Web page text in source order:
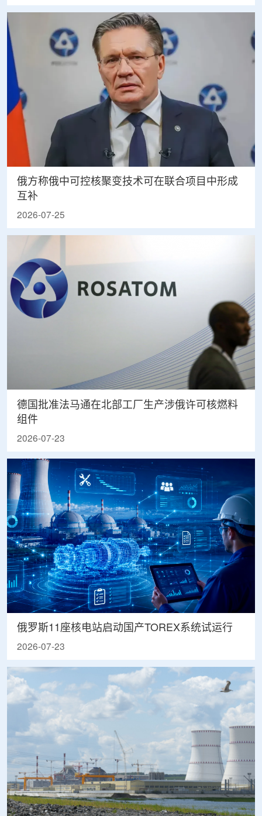
俄方称俄中可控核聚变技术可在联合项目中形成
互补
2026-07-25
德国批准法马通在北部工厂生产涉俄许可核燃料
组件
2026-07-23
俄罗斯11座核电站启动国产TOREX系统试运行
2026-07-23